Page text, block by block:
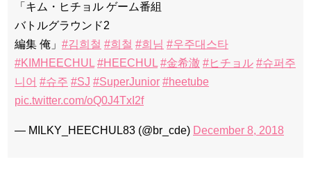
「キム・ヒチョル ゲーム番組
バトルグラウンド2
編集 俺」 #김희철 #희철 #희님 #우주대스타
#KIMHEECHUL #HEECHUL #金希澈 #ヒチョル #슈퍼주
니어 #슈주 #SJ #SuperJunior #heetube
pic.twitter.com/oQ0J4TxI2f
— MILKY_HEECHUL83 (@br_cde) December 8, 2018